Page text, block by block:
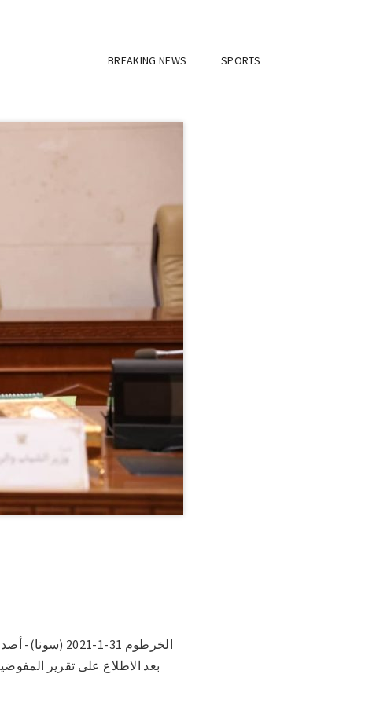
BREAKING NEWS SPORTS
بعد الاطلاع على تقرير